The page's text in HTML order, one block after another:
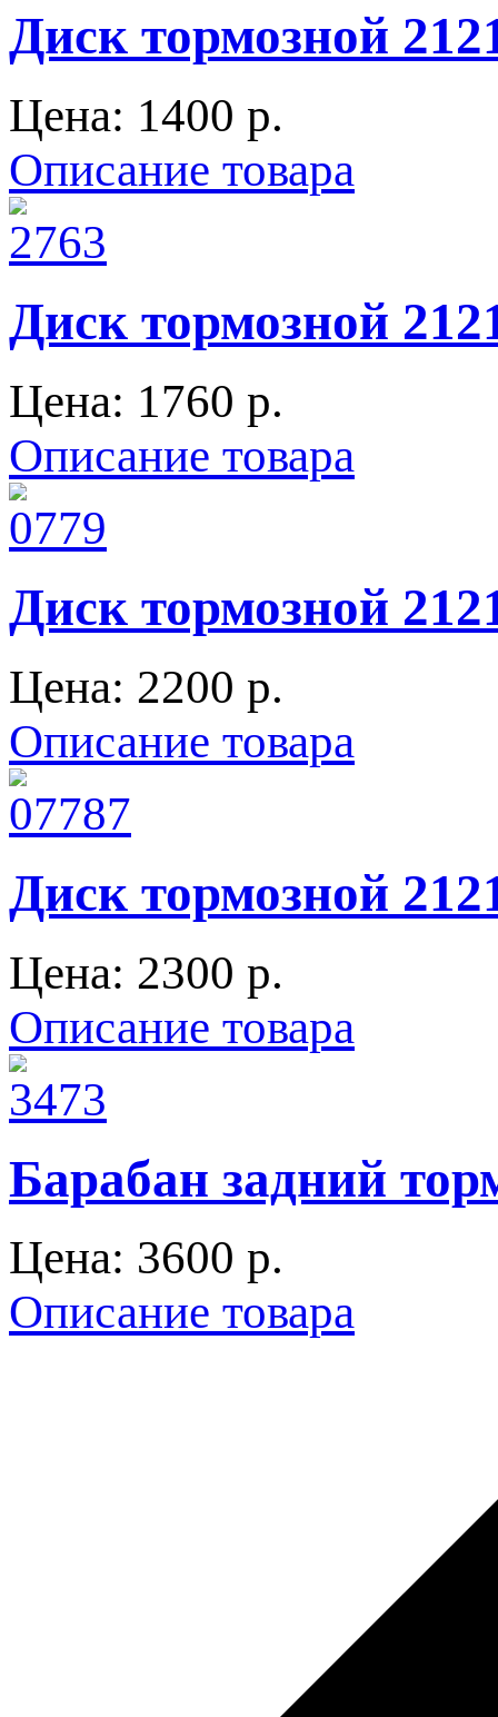
Диск тормозной
Цена: 1400 p.
Описание товара
Диск тормозной
Цена: 1760 p.
Описание товара
Диск тормозной
Цена: 2200 p.
Описание товара
Диск тормозной
Цена: 2300 p.
Описание товара
Барабан задний
Цена: 3600 p.
Описание товара